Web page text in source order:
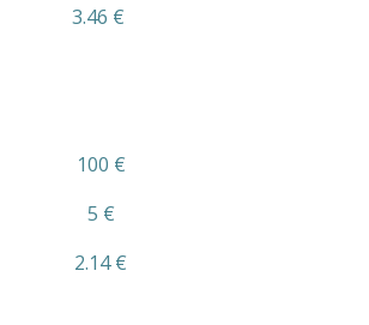
3.46 €
100 €
5 €
2.14 €